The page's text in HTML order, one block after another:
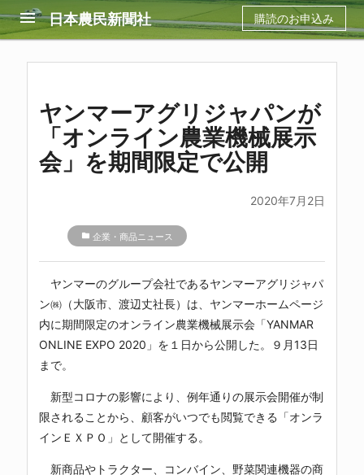
menu 日本農民新聞社 購読のお申込み
ヤンマーアグリジャパンが
「オンライン農業機械展示
会」を期間限定で公開
2020年7月2日
folder 企業・商品ニュース
ヤンマーのグループ会社であるヤンマーアグリジャパ
ン㈱（大阪市、渡辺丈社長）は、ヤンマーホームページ
内に期間限定のオンライン農業機械展示会「YANMAR
ONLINE EXPO 2020」を１日から公開した。９月13日
まで。
新型コロナの影響により、例年通りの展示会開催が制
限されることから、顧客がいつでも閲覧できる「オンラ
インＥＸＰＯ」として開催する。
新商品やトラクター、コンバイン、野菜関連機器の商